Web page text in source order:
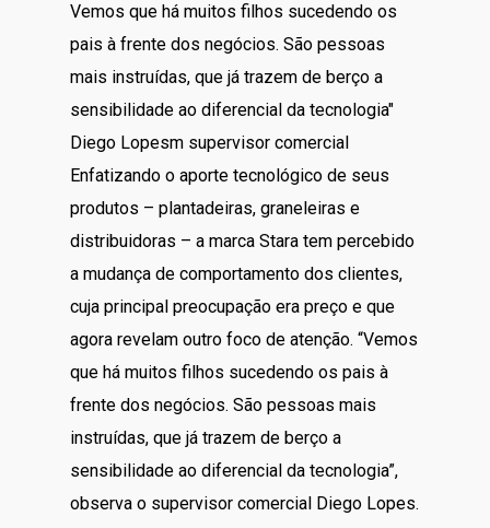
Vemos que há muitos filhos sucedendo os
pais à frente dos negócios. São pessoas
mais instruídas, que já trazem de berço a
sensibilidade ao diferencial da tecnologia"
Diego Lopesm supervisor comercial
Enfatizando o aporte tecnológico de seus
produtos – plantadeiras, graneleiras e
distribuidoras – a marca Stara tem percebido
a mudança de comportamento dos clientes,
cuja principal preocupação era preço e que
agora revelam outro foco de atenção. “Vemos
que há muitos filhos sucedendo os pais à
frente dos negócios. São pessoas mais
instruídas, que já trazem de berço a
sensibilidade ao diferencial da tecnologia”,
observa o supervisor comercial Diego Lopes.